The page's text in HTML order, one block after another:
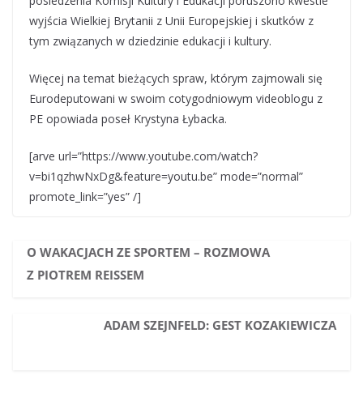
wyjścia Wielkiej Brytanii z Unii Europejskiej i skutków z
tym związanych w dziedzinie edukacji i kultury.
Więcej na temat bieżących spraw, którym zajmowali się
Eurodeputowani w swoim cotygodniowym videoblogu z
PE opowiada poseł Krystyna Łybacka.
[arve url=”https://www.youtube.com/watch?
v=bi1qzhwNxDg&feature=youtu.be” mode=”normal”
promote_link=”yes” /]
O WAKACJACH ZE SPORTEM – ROZMOWA
Z PIOTREM REISSEM
ADAM SZEJNFELD: GEST KOZAKIEWICZA